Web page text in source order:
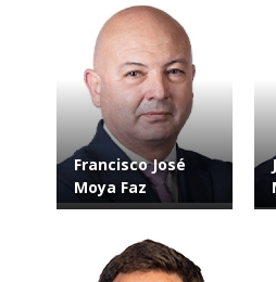
Francisco José
Moya Faz